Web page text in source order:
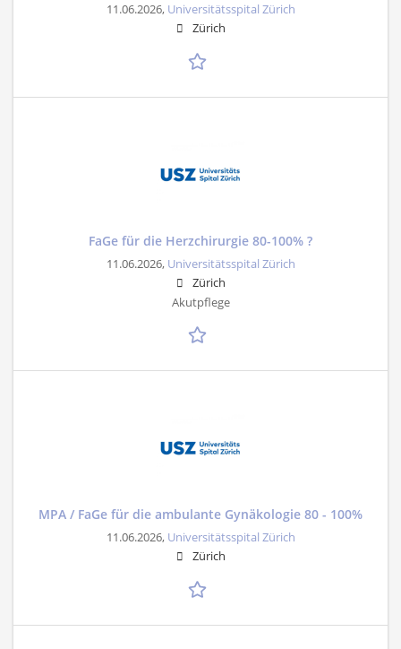
11.06.2026, Universitätsspital Zürich
Zürich
FaGe für die Herzchirurgie 80-100% ?
11.06.2026, Universitätsspital Zürich
Zürich
Akutpflege
MPA / FaGe für die ambulante Gynäkologie 80 - 100%
11.06.2026, Universitätsspital Zürich
Zürich